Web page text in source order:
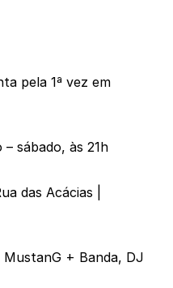
pela 1ª vez em
sábado, às 21h
das Acácias |
+ Banda, DJ